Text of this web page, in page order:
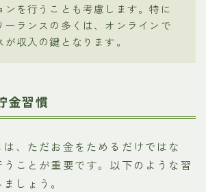
ンを行うことも考慮します。特に
ーランスの多くは、オンラインで
が収入の鍵となります。
金習慣
、ただお金をためるだけではな
うことが重要です。以下のような習
しょう。